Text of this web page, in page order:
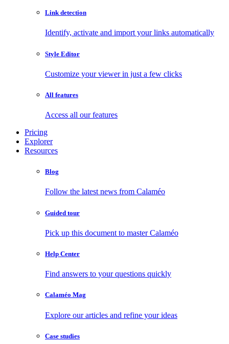
Link detection
Identify, activate and import your links automatically
Style Editor
Customize your viewer in just a few clicks
All features
Access all our features
Pricing
Explorer
Resources
Blog
Follow the latest news from Calaméo
Guided tour
Pick up this document to master Calaméo
Help Center
Find answers to your questions quickly
Calaméo Mag
Explore our articles and refine your ideas
Case studies